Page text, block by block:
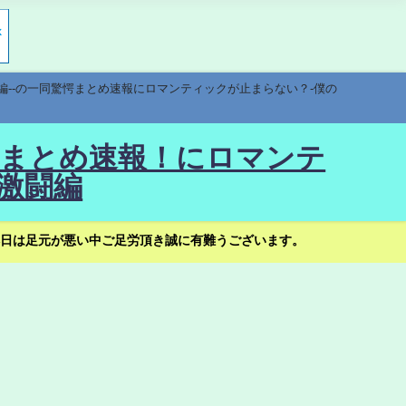
の一同驚愕まとめ速報にロマンティックが止まらない？-僕の
とめ速報！にロマンテ
闘編
足元が悪い中ご足労頂き誠に有難うございます。